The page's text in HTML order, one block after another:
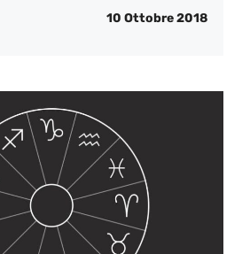
10 Ottobre 2018